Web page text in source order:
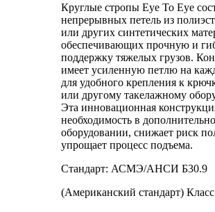
Круглые стропы Eye To Eye
непрерывных петель из
или других синтетических
обеспечивающих прочную и
поддержку тяжелых грузов.
имеет усиленную петлю на
для удобного крепления к
или другому такелажному
Эта инновационная
необходимость в
оборудовании, снижает риск
упрощает процесс подъема.
Стандарт: АСМЭ/АНСИ Б30.9
(Американский стандарт)